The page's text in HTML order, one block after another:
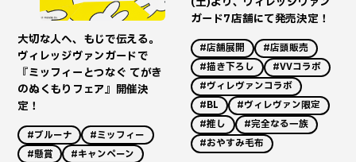
大切な人へ、もじで伝える。
ヴィレッジヴァンガードで
『ミッフィーとつなぐ てがき
のぬくもりフェア』開催決
定！
#ブルーナ
#ミッフィー
#懸賞
#キャンペーン
ガード7店舗にて発売決定！
#店舗展開
#店頭販売
#描き下ろし
#VVコラボ
#ヴィレヴァンコラボ
#BL
#ヴィレヴァン限定
#推し
#完全なる一族
#おやすみ毛布